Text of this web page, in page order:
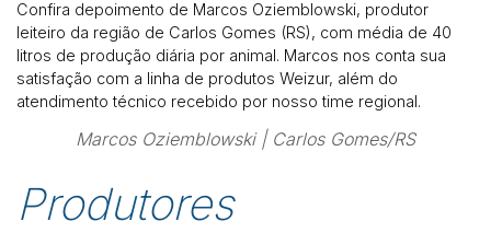
Confira depoimento de Marcos Oziemblowski, produtor
leiteiro da região de Carlos Gomes (RS), com média de 40
litros de produção diária por animal. Marcos nos conta sua
satisfação com a linha de produtos Weizur, além do
atendimento técnico recebido por nosso time regional.
Marcos Oziemblowski | Carlos Gomes/RS
Produtores